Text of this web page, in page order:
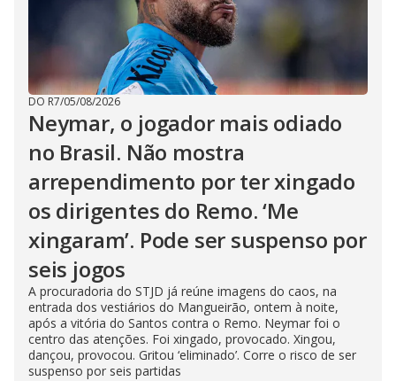
DO R7/05/08/2026
Neymar, o jogador mais odiado
no Brasil. Não mostra
arrependimento por ter xingado
os dirigentes do Remo. ‘Me
xingaram’. Pode ser suspenso por
seis jogos
A procuradoria do STJD já reúne imagens do caos, na
entrada dos vestiários do Mangueirão, ontem à noite,
após a vitória do Santos contra o Remo. Neymar foi o
centro das atenções. Foi xingado, provocado. Xingou,
dançou, provocou. Gritou ‘eliminado’. Corre o risco de ser
suspenso por seis partidas